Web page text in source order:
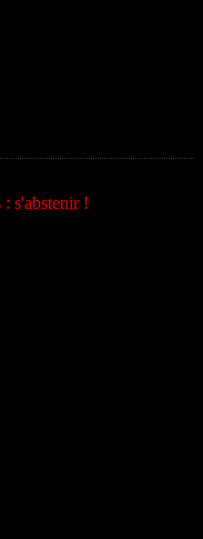
: s'abstenir !